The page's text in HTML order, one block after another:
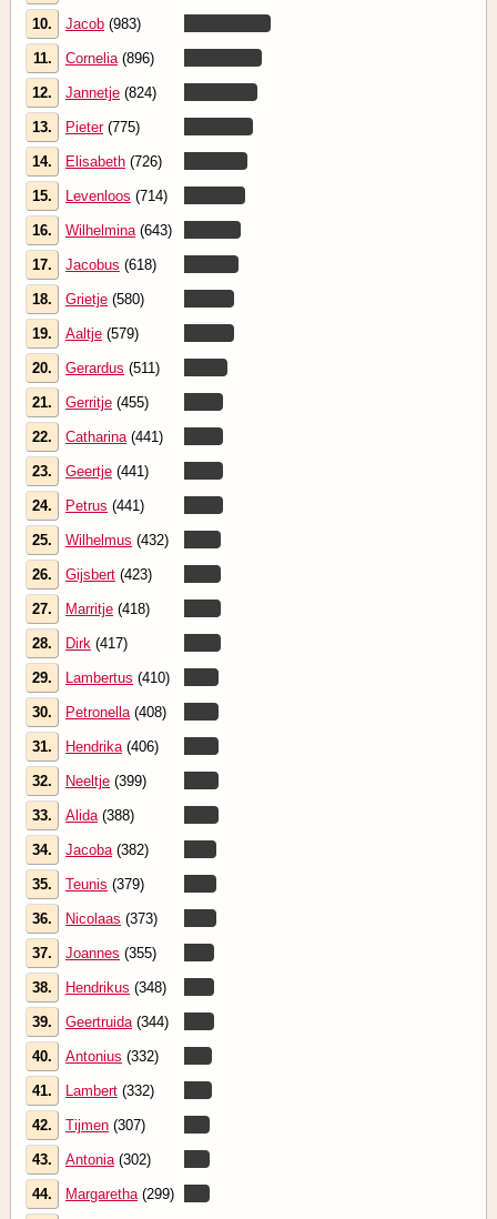
10. Jacob (983)
11. Cornelia(896)
12. Jannetje (824)
13. Pieter(775)
14. Elisabeth (726)
15. Levenloos (714)
16. Wilhelmina(643)
17. Jacobus (618)
18. Grietje (580)
19. Aaltje (579)
20. Gerardus (511)
21. Gerritje (455)
22. Catharina(441)
23. Geertje (441)
24. Petrus (441)
25. Wilhelmus (432)
26. Gijsbert (423)
27. Marritje (418)
28. Dirk (417)
29. Lambertus (410)
30. Petronella(408)
31. Hendrika(406)
32. Neeltje (399)
33. Alida(388)
34. Jacoba(382)
35. Teunis (379)
36. Nicolaas (373)
37. Joannes (355)
38. Hendrikus (348)
39. Geertruida(344)
40. Antonius (332)
41. Lambert (332)
42. Tijmen (307)
43. Antonia(302)
44. Margaretha(299)